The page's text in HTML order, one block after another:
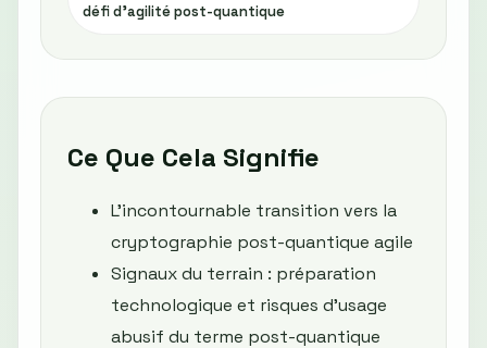
défi d’agilité post-quantique
Ce Que Cela Signifie
L'incontournable transition vers la
cryptographie post-quantique agile
Signaux du terrain : préparation
technologique et risques d'usage
abusif du terme post-quantique